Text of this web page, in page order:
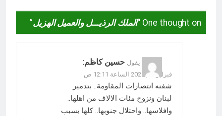
One thought on “ الملك الرذيـــل والعميل الهزيل”
يقول حسين كاظم:
فبراير 24, 2025 الساعة 12:11 ص
شفنه انتصارات المقاومة.. بتدمير
لبنان ونزوح مئات الالاف من اهلها..
وافلاسها.. واحتلال جنوبها.. كلها بسبب